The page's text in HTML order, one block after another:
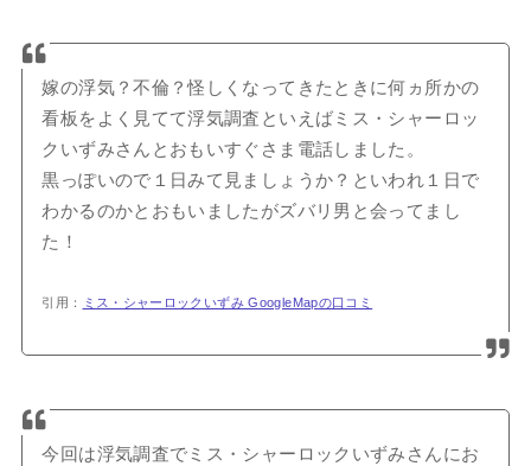
嫁の浮気？不倫？怪しくなってきたときに何ヵ所かの
看板をよく見てて浮気調査といえばミス・シャーロッ
クいずみさんとおもいすぐさま電話しました。
黒っぽいので１日みて見ましょうか？といわれ１日で
わかるのかとおもいましたがズバリ男と会ってまし
た！
引用： ミス・シャーロックいずみ GoogleMapの口コミ
今回は浮気調査でミス・シャーロックいずみさんにお